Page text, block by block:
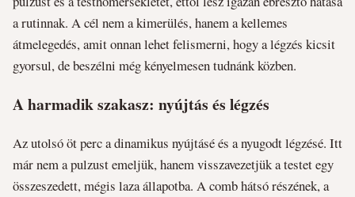
a rutinnak. A cél nem a kimerülés, hanem a kellemes
átmelegedés, amit onnan lehet felismerni, hogy a légzés kicsit
gyorsul, de beszélni még kényelmesen tudnánk közben.
A harmadik szakasz: nyújtás és légzés
Az utolsó öt perc a dinamikus nyújtásé és a nyugodt légzésé. Itt
már nem a pulzust emeljük, hanem visszavezetjük a testet egy
összeszedett, mégis laza állapotba. A comb hátsó részének, a